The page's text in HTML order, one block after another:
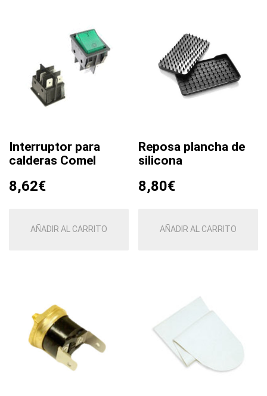
Interruptor para
calderas Comel
8,62€
AÑADIR AL CARRITO
Reposa plancha de
silicona
8,80€
AÑADIR AL CARRITO